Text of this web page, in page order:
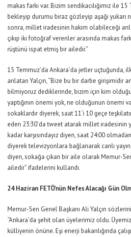
makas farkı var. Bizim sendikacılığımız ile
bekleyip durumu biraz gözleyip aşağı
sonra, millet iradesinin hakim olabileceği
çıkıp iki fotoğraf verenler arasında makas
rüştünü ispat etmiş bir ailedir.”
15 Temmuz’da Ankara’da jetler uçtuğunda,
anlatan Yalçın, “Bize bu bir darbe girişimidir
bilmiyoruz dediklerinde, bizim için kim
yaptığının önemi yok, ne olduğunun önemi
sokaklardır diyerek, saat 11’i 10 geçe
eden 23:30’da tweet atarak millet iradesinin
kadar karşısındayız diyen, saat 24:00
diyerek televizyonlara bağlanarak canlı
diyen, sokağa çıkan bir aile olarak Memur-
ailedir” ifadelerini kullandı.
24Haziran FETÖ’nün Nefes Alacağı Gün
Memur-Sen Genel Başkanı Ali Yalçın
“Ankara’da şehit olan üyelerimiz oldu.
külliyenin önüne. Eşi enerji bakanlığında